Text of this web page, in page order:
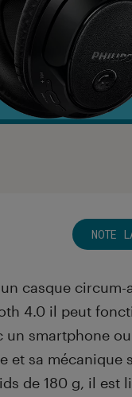
NOTE
casque
4.0 il peut
un smartphone
et sa mécanique
de 180 g, il est